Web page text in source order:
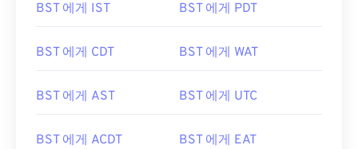
BST 에게 IST BST 에게 PDT
BST 에게 CDT BST 에게 WAT
BST 에게 AST BST 에게 UTC
BST 에게 ACDT BST 에게 EAT